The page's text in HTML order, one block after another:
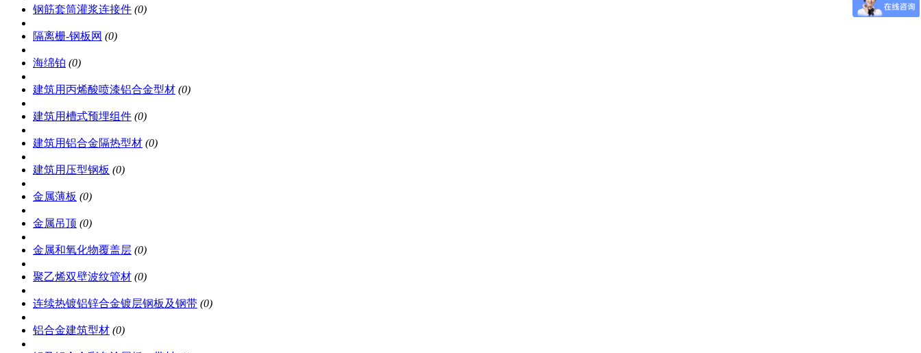
钢筋套筒灌浆连接件 (0)
隔离栅-钢板网 (0)
海绵铂 (0)
建筑用丙烯酸喷漆铝合金型材 (0)
建筑用槽式预埋组件 (0)
建筑用铝合金隔热型材 (0)
建筑用压型钢板 (0)
金属薄板 (0)
金属吊顶 (0)
金属和氧化物覆盖层 (0)
聚乙烯双壁波纹管材 (0)
连续热镀铝锌合金镀层钢板及钢带 (0)
铝合金建筑型材 (0)